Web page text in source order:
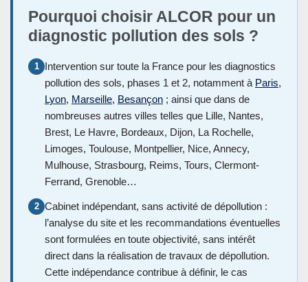
Pourquoi choisir ALCOR pour un
diagnostic pollution des sols ?
1
Intervention sur toute la France pour les diagnostics
pollution des sols, phases 1 et 2, notamment à Paris,
Lyon, Marseille, Besançon ; ainsi que dans de
nombreuses autres villes telles que Lille, Nantes,
Brest, Le Havre, Bordeaux, Dijon, La Rochelle,
Limoges, Toulouse, Montpellier, Nice, Annecy,
Mulhouse, Strasbourg, Reims, Tours, Clermont-
Ferrand, Grenoble…
2 Cabinet indépendant, sans activité de dépollution :
l’analyse du site et les recommandations éventuelles
sont formulées en toute objectivité, sans intérêt
direct dans la réalisation de travaux de dépollution.
Cette indépendance contribue à définir, le cas